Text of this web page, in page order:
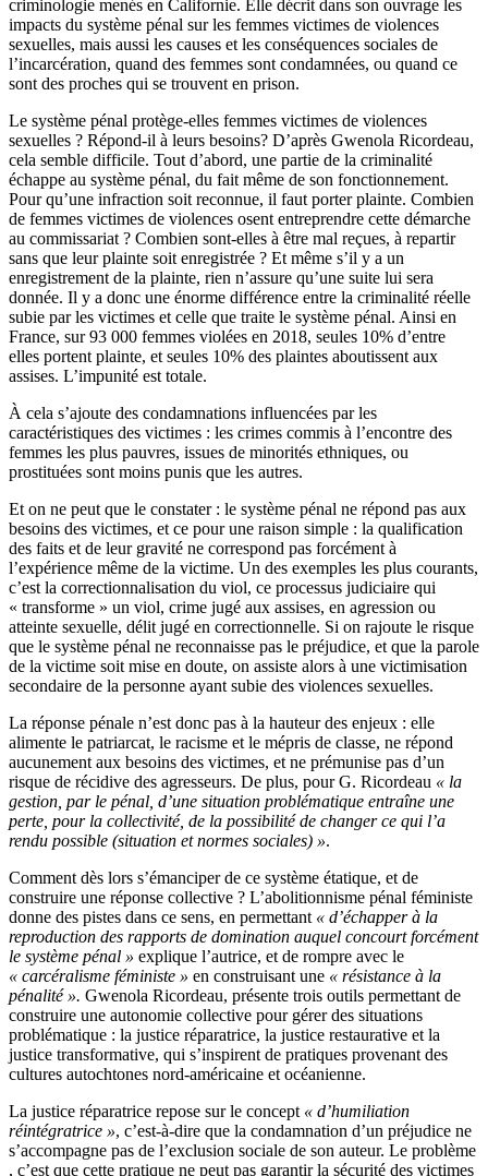
criminologie menés en Californie. Elle décrit dans son ouvrage les
impacts du système pénal sur les femmes victimes de violences
sexuelles, mais aussi les causes et les conséquences sociales de
l’incarcération, quand des femmes sont condamnées, ou quand ce
sont des proches qui se trouvent en prison.
Le système pénal protège-elles femmes victimes de violences
sexuelles ? Répond-il à leurs besoins? D’après Gwenola Ricordeau,
cela semble difficile. Tout d’abord, une partie de la criminalité
échappe au système pénal, du fait même de son fonctionnement.
Pour qu’une infraction soit reconnue, il faut porter plainte. Combien
de femmes victimes de violences osent entreprendre cette démarche
au commissariat ? Combien sont-elles à être mal reçues, à repartir
sans que leur plainte soit enregistrée ? Et même s’il y a un
enregistrement de la plainte, rien n’assure qu’une suite lui sera
donnée. Il y a donc une énorme différence entre la criminalité réelle
subie par les victimes et celle que traite le système pénal. Ainsi en
France, sur 93 000 femmes violées en 2018, seules 10% d’entre
elles portent plainte, et seules 10% des plaintes aboutissent aux
assises. L’impunité est totale.
À cela s’ajoute des condamnations influencées par les
caractéristiques des victimes : les crimes commis à l’encontre des
femmes les plus pauvres, issues de minorités ethniques, ou
prostituées sont moins punis que les autres.
Et on ne peut que le constater : le système pénal ne répond pas aux
besoins des victimes, et ce pour une raison simple : la qualification
des faits et de leur gravité ne correspond pas forcément à
l’expérience même de la victime. Un des exemples les plus courants,
c’est la correctionnalisation du viol, ce processus judiciaire qui
« transforme » un viol, crime jugé aux assises, en agression ou
atteinte sexuelle, délit jugé en correctionnelle. Si on rajoute le risque
que le système pénal ne reconnaisse pas le préjudice, et que la parole
de la victime soit mise en doute, on assiste alors à une victimisation
secondaire de la personne ayant subie des violences sexuelles.
La réponse pénale n’est donc pas à la hauteur des enjeux : elle
alimente le patriarcat, le racisme et le mépris de classe, ne répond
aucunement aux besoins des victimes, et ne prémunise pas d’un
risque de récidive des agresseurs. De plus, pour G. Ricordeau « la
gestion, par le pénal, d’une situation problématique entraîne une
perte, pour la collectivité, de la possibilité de changer ce qui l’a
rendu possible (situation et normes sociales) ».
Comment dès lors s’émanciper de ce système étatique, et de
construire une réponse collective ? L’abolitionnisme pénal féministe
donne des pistes dans ce sens, en permettant « d’échapper à la
reproduction des rapports de domination auquel concourt forcément
le système pénal » explique l’autrice, et de rompre avec le
« carcéralisme féministe » en construisant une « résistance à la
pénalité ». Gwenola Ricordeau, présente trois outils permettant de
construire une autonomie collective pour gérer des situations
problématique : la justice réparatrice, la justice restaurative et la
justice transformative, qui s’inspirent de pratiques provenant des
cultures autochtones nord-américaine et océanienne.
La justice réparatrice repose sur le concept « d’humiliation
réintégratrice », c’est-à-dire que la condamnation d’un préjudice ne
s’accompagne pas de l’exclusion sociale de son auteur. Le problème
, c’est que cette pratique ne peut pas garantir la sécurité des victimes